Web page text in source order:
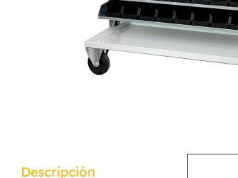
Descripción